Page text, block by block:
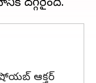
షోయబ్ ఆక్తర్